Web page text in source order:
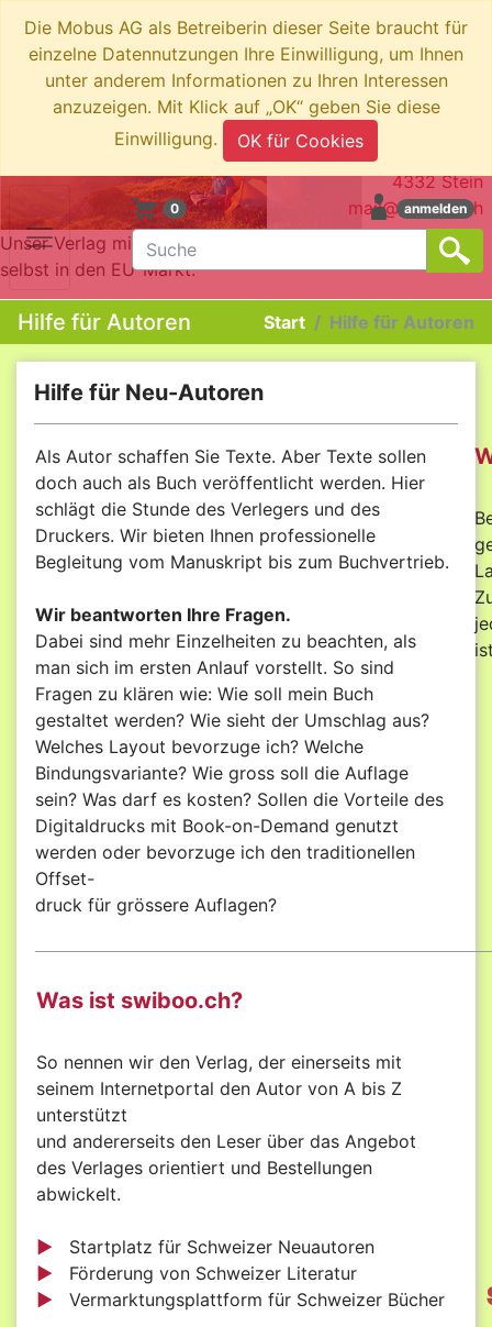
Die Mobus AG als Betreiberin dieser Seite braucht für
einzelne Datennutzungen Ihre Einwilligung, um Ihnen
unter anderem Informationen zu Ihren Interessen
anzuzeigen. Mit Klick auf „OK“ geben Sie diese
Einwilligung.
OK für Cookies
0 anmelden
swiboo.ch by Mobus AG
Brotkorbstrasse 3
4332 Stein
mail@swiboo.ch
Unser Verlag mit Schweizer Adresse bringt die Produkte
selbst in den EU-Markt.
Hilfe für Autoren Start Hilfe für Autoren
Hilfe für Neu-Autoren
Als Autor schaffen Sie Texte. Aber Texte sollen
doch auch als Buch veröffentlicht werden. Hier
schlägt die Stunde des Verlegers und des
Druckers. Wir bieten Ihnen professionelle
Begleitung vom Manuskript bis zum Buchvertrieb.
Wir beantworten Ihre Fragen.
Dabei sind mehr Einzelheiten zu beachten, als
man sich im ersten Anlauf vorstellt. So sind
Fragen zu klären wie: Wie soll mein Buch
gestaltet werden? Wie sieht der Umschlag aus?
Welches Layout bevorzuge ich? Welche
Bindungsvariante? Wie gross soll die Auflage
sein? Was darf es kosten? Sollen die Vorteile des
Digitaldrucks mit Book-on-Demand genutzt
werden oder bevorzuge ich den traditionellen
Offset-
druck für grössere Auflagen?
Was ist swiboo.ch?
So nennen wir den Verlag, der einerseits mit
seinem Internetportal den Autor von A bis Z
unterstützt
und andererseits den Leser über das Angebot
des Verlages orientiert und Bestellungen
abwickelt.
► Startplatz für Schweizer Neuautoren
► Förderung von Schweizer Literatur
► Vermarktungsplattform für Schweizer Bücher